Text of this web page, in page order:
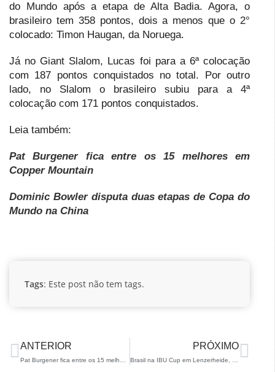
do Mundo após a etapa de Alta Badia. Agora, o
brasileiro tem 358 pontos, dois a menos que o 2°
colocado: Timon Haugan, da Noruega.
Já no Giant Slalom, Lucas foi para a 6ª colocação
com 187 pontos conquistados no total. Por outro
lado, no Slalom o brasileiro subiu para a 4ª
colocação com 171 pontos conquistados.
Leia também:
Pat Burgener fica entre os 15 melhores em
Copper Mountain
Dominic Bowler disputa duas etapas de Copa do
Mundo na China
Tags: Este post não tem tags.
ANTERIOR PRÓXIMO